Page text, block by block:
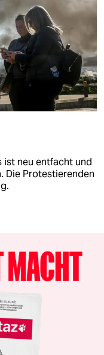
ist neu entfacht und
Die Protestierenden